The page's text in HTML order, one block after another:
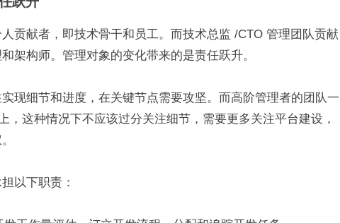
贡献者，即技术骨干和员工。而技术总监 /CTO 管理团队贡献
架构师。管理对象的变化带来的是责任跃升。
现细节和进度，在关键节点需要攻坚。而高阶管理者的团队一
，这种情况下不应该过分关注细节，需要更多关注平台建设，
以下职责：